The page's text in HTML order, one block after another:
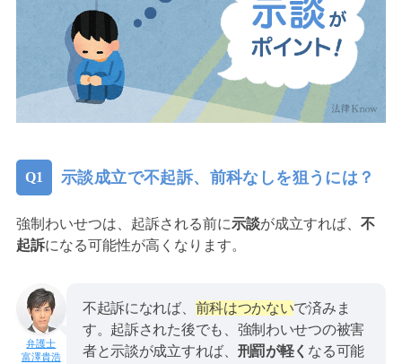
示談成立で不起訴、前科なしを狙うには？
強制わいせつは、起訴される前に示談が成立すれば、 不
起訴になる可能性が高くなります。
富澤貴浩
不起訴になれば、 前科はつかないで済みま
す。起訴された後でも、強制わいせつの被害
者と示談が成立すれば、 刑罰が軽く なる可能